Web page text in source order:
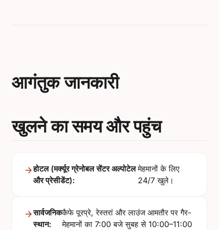
आगंतुक जानकारी
खुलने का समय और पहुंच
होटल (मर्क्यूर ग्रेनोबल सेंटर अल्पोटेल
और प्रेसीडेंट):
मेहमानों के लिए
24/7 खुले।
सार्वजनिक
स्थान:
कैफे पूरप्रे, रेस्तरां और लाउंज आमतौर पर गैर-
मेहमानों का 7:00 बजे सुबह से 10:00–11:00